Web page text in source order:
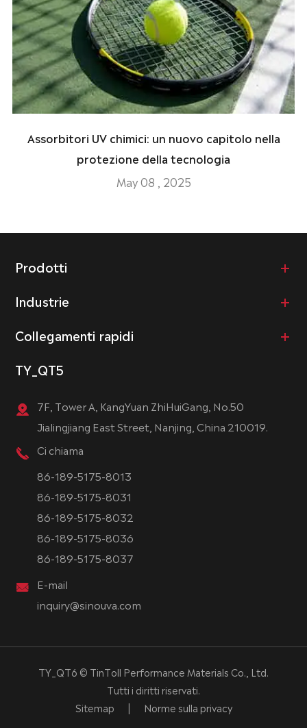
Assorbitori UV chimici: un nuovo capitolo nella
protezione della tecnologia
May 08 , 2025
Prodotti
Industrie
Collegamenti rapidi
TY_QT5
7F, Tower A, KangYuan ZhiHuiGang, No.50
Jialingjiang East Street, Nanjing, China 210019.
Ci chiama
86-189-5175-8013
86-189-5175-8031
86-189-5175-8032
86-189-5175-8036
86-189-5175-8037
E-mail
inquiry@sinouva.com
TY_QT6 © TinToll Performance Materials Co., Ltd.
Tutti i diritti riservati.
Sitemap
| Norme sulla privacy